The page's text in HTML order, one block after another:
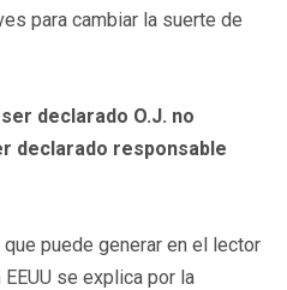
para cambiar la suerte de
declarado O.J. no
declarado responsable
puede generar en el lector
se explica por la